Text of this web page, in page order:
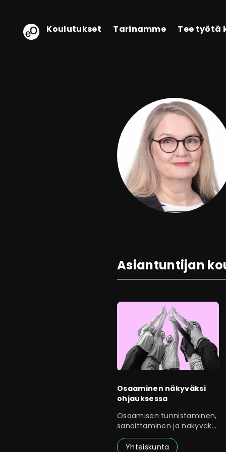
eOppiva - Etusivulle
Koulutukset Tarinamme Tee työtä
Asiantuntijan
Osaaminen näkyväksi
ohjauksessa
Osaamisen tunnistaminen,
sanoittaminen ja näkyväksi
tekeminen ovat
Yhteiskunta